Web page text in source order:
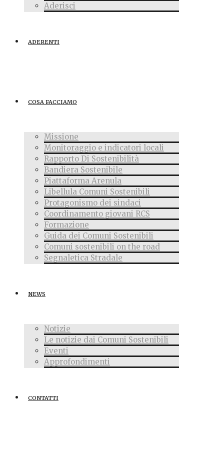
Aderisci
ADERENTI
COSA FACCIAMO
Missione
Monitoraggio e indicatori locali
Rapporto Di Sostenibilità
Bandiera Sostenibile
Piattaforma Arenula
Libellula Comuni Sostenibili
Protagonismo dei sindaci
Coordinamento giovani RCS
Formazione
Guida dei Comuni Sostenibili
Comuni sostenibili on the road
Segnaletica Stradale
NEWS
Notizie
Le notizie dai Comuni Sostenibili
Eventi
Approfondimenti
CONTATTI